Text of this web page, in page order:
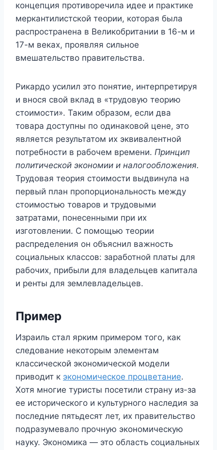
концепция противоречила идее и практике
меркантилистской теории, которая была
распространена в Великобритании в 16-м и
17-м веках, проявляя сильное
вмешательство правительства.
Рикардо усилил это понятие, интерпретируя
и внося свой вклад в «трудовую теорию
стоимости». Таким образом, если два
товара доступны по одинаковой цене, это
является результатом их эквивалентной
потребности в рабочем времени. Принцип
политической экономии и налогообложения.
Трудовая теория стоимости выдвинула на
первый план пропорциональность между
стоимостью товаров и трудовыми
затратами, понесенными при их
изготовлении. С помощью теории
распределения он объяснил важность
социальных классов: заработной платы для
рабочих, прибыли для владельцев капитала
и ренты для землевладельцев.
Пример
Израиль стал ярким примером того, как
следование некоторым элементам
классической экономической модели
приводит к экономическое процветание.
Хотя многие туристы посетили страну из-за
ее исторического и культурного наследия за
последние пятьдесят лет, их правительство
подразумевало прочную экономическую
науку. Экономика — это область социальных